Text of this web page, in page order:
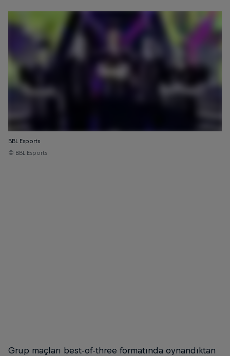
BBL Esports
© BBL Esports
Grup maçları best-of-three formatında oynandıktan